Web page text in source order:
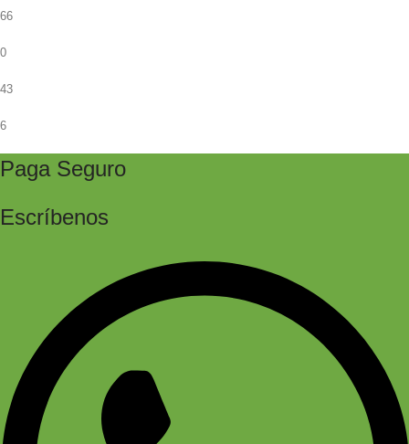
66
0
43
6
Paga Seguro
Escríbenos